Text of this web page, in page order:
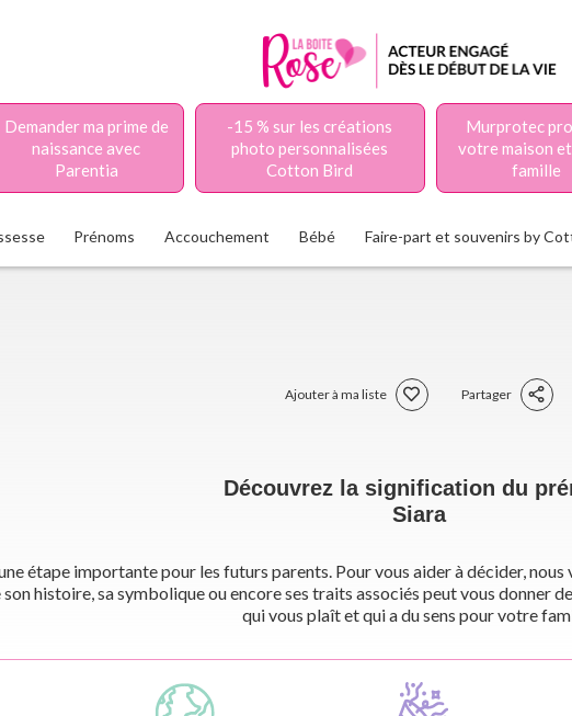
Demander ma prime de
naissance avec
Parentia
-15 % sur les créations
photo personnalisées
Cotton Bird
Murprotec
votre maison
famille
Prénoms Accouchement Bébé Faire-part et souvenirs by
Ajouter à ma liste Partager
Découvrez la signification du
Siara
étape importante pour les futurs parents. Pour vous aider à décider,
histoire, sa symbolique ou encore ses traits associés peut vous donner
qui vous plaît et qui a du sens pour votre